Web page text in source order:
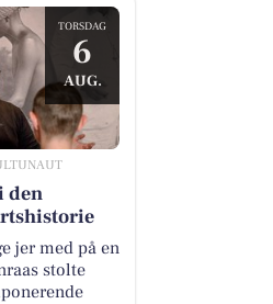
TORSDAG
6
AUG.
den
jer med på en
stolte